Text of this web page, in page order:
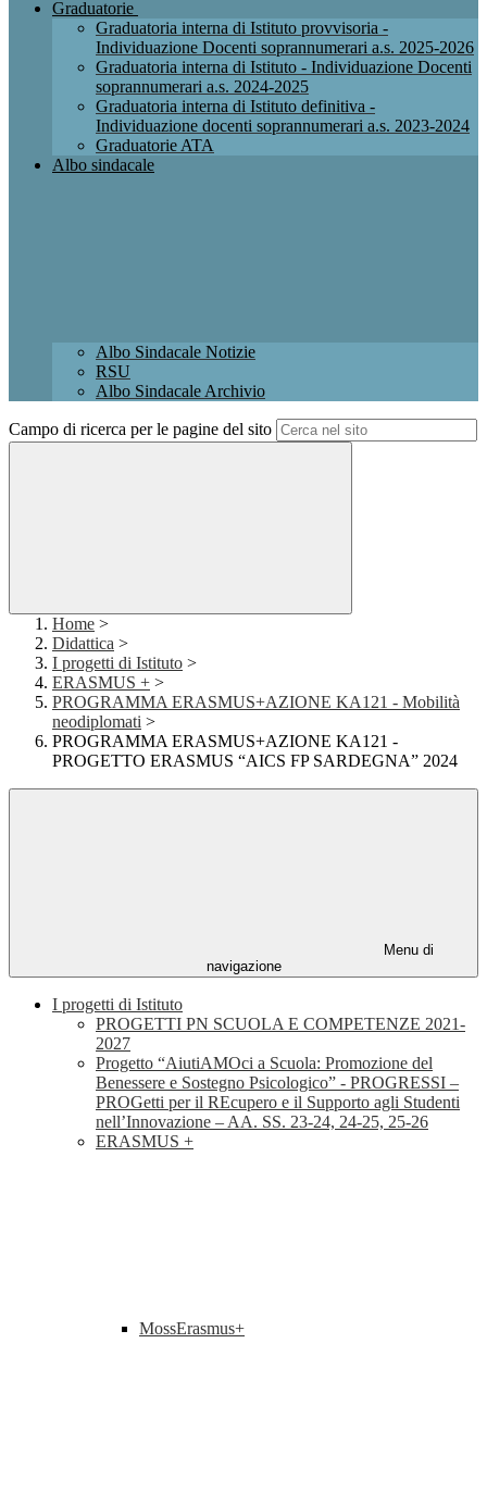
Graduatorie
Graduatoria interna di Istituto provvisoria -
Individuazione Docenti soprannumerari a.s. 2025-2026
Graduatoria interna di Istituto - Individuazione Docenti
soprannumerari a.s. 2024-2025
Graduatoria interna di Istituto definitiva -
Individuazione docenti soprannumerari a.s. 2023-2024
Graduatorie ATA
Albo sindacale
Albo Sindacale Notizie
RSU
Albo Sindacale Archivio
Campo di ricerca per le pagine del sito
Home >
Didattica >
I progetti di Istituto >
ERASMUS + >
PROGRAMMA ERASMUS+AZIONE KA121 - Mobilità
neodiplomati >
PROGRAMMA ERASMUS+AZIONE KA121 -
PROGETTO ERASMUS “AICS FP SARDEGNA” 2024
Menu di
navigazione
I progetti di Istituto
PROGETTI PN SCUOLA E COMPETENZE 2021-
2027
Progetto “AiutiAMOci a Scuola: Promozione del
Benessere e Sostegno Psicologico” - PROGRESSI –
PROGetti per il REcupero e il Supporto agli Studenti
nell’Innovazione – AA. SS. 23-24, 24-25, 25-26
ERASMUS +
MossErasmus+